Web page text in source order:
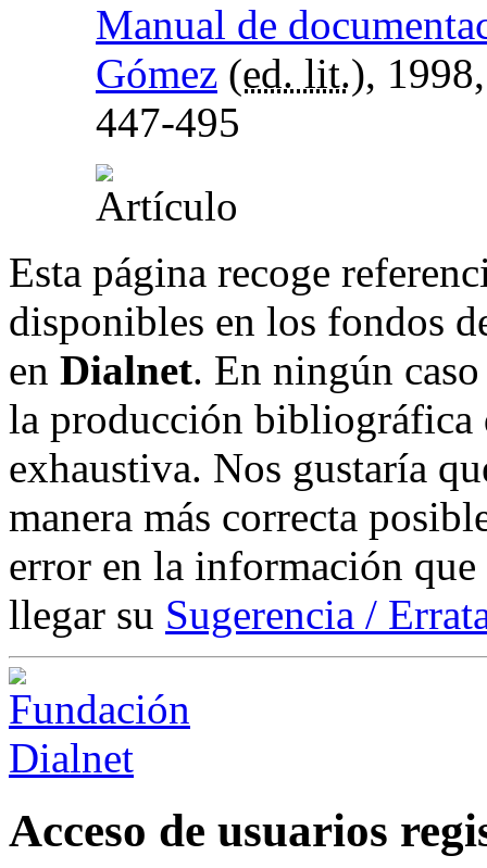
Manual de
Gómez (ed. lit.),
447-495
Esta página recoge
disponibles en los fondos
en Dialnet. En ningún
la producción bibliográfica
exhaustiva. Nos gustaría
manera más correcta
error en la información
llegar su Sugerencia /
Acceso de usuarios